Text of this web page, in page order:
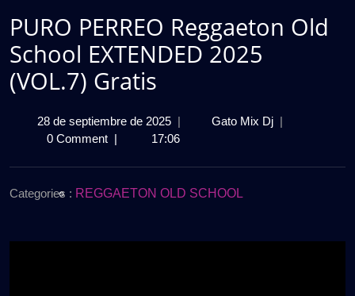
PURO PERREO Reggaeton Old
School EXTENDED 2025
(VOL.7) Gratis
28 de septiembre de 202528
de
2025
| Gato Mix DjPURO
(VOL.7)
|
0 Comment | 17:06
Categories : REGGAETON OLD SCHOOL